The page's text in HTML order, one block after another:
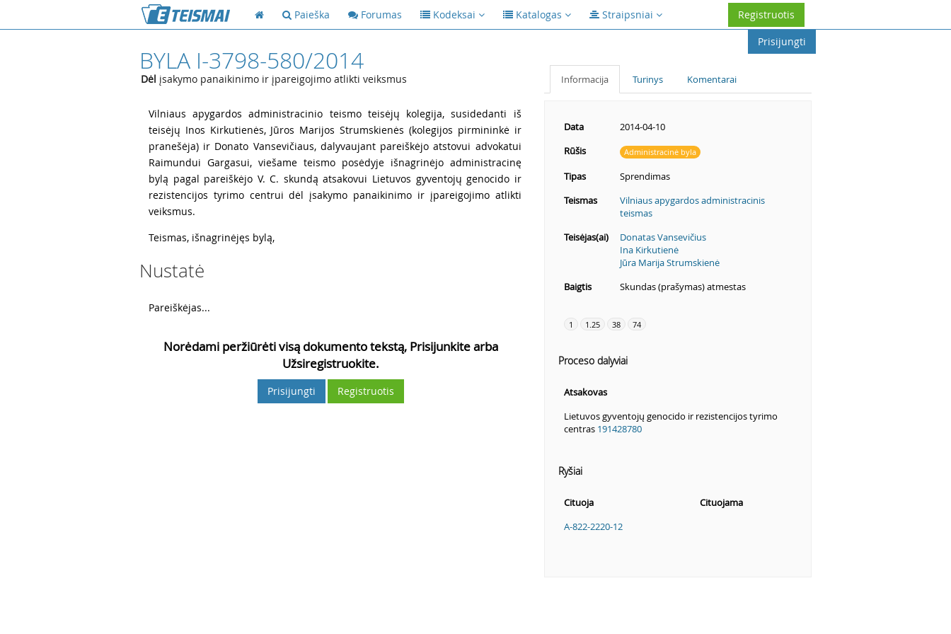
Paieška Forumas Kodeksai Katalogas Straipsniai
Registruotis
Prisijungti
BYLA I-3798-580/2014
Dėl įsakymo panaikinimo ir įpareigojimo atlikti veiksmus
Vilniaus apygardos administracinio teismo teisėjų kolegija, susidedanti iš
teisėjų Inos Kirkutienės, Jūros Marijos Strumskienės (kolegijos pirmininkė ir
pranešėja) ir Donato Vansevičiaus, dalyvaujant pareiškėjo atstovui advokatui
Raimundui Gargasui, viešame teismo posėdyje išnagrinėjo administracinę
bylą pagal pareiškėjo V. C. skundą atsakovui Lietuvos gyventojų genocido ir
rezistencijos tyrimo centrui dėl įsakymo panaikinimo ir įpareigojimo atlikti
veiksmus.
Teismas, išnagrinėjęs bylą,
Nustatė
Pareiškėjas...
Norėdami peržiūrėti visą dokumento tekstą, Prisijunkite arba
Užsiregistruokite.
Prisijungti Registruotis
Informacija Turinys Komentarai
Data
2014-04-10
Rūšis
Administracinė byla
Tipas
Sprendimas
Teismas
Vilniaus apygardos administracinis
teismas
Teisėjas(ai)
Donatas Vansevičius
Ina Kirkutienė
Jūra Marija Strumskienė
Baigtis
Skundas (prašymas) atmestas
1 1.25 38 74
Proceso dalyviai
Atsakovas
Lietuvos gyventojų genocido ir rezistencijos tyrimo
centras 191428780
Ryšiai
Cituoja
Cituojama
A-822-2220-12